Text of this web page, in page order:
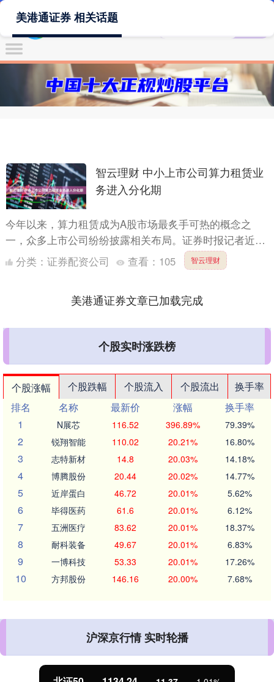
美港通证券 相关话题
智云理财 中小上市公司算力租赁业
务进入分化期
今年以来，算力租赁成为A股市场最炙手可热的概念之
一，众多上市公司纷纷披露相关布局。证券时报记者近期
以投资者身份对超十家中小市值上市公司进行了访问，发
现各公司在算....
分类： 证券配资公司 查看： 105 智云理财
美港通证券文章已加载完成
个股实时涨跌榜
个股涨幅 个股跌幅 个股流入 个股流出
换手率
排名
名称 最新价 涨幅
换手率
1
N展芯 116.52 396.89% 79.39%
2 锐翔智能 110.02 20.21% 16.80%
3 志特新材 14.8 20.03% 14.18%
4 博腾股份 20.44 20.02% 14.77%
5 近岸蛋白 46.72 20.01% 5.62%
6 毕得医药 61.6 20.01% 6.12%
7 五洲医疗 83.62 20.01% 18.37%
8 耐科装备 49.67 20.01% 6.83%
9 一博科技 53.33 20.01% 17.26%
10 方邦股份 146.16 20.00% 7.68%
沪深京行情 实时轮播